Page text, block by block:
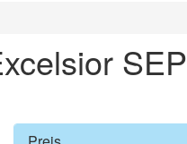
SEP